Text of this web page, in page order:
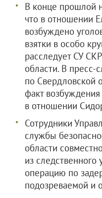
В конце прошлой
что в отношении
возбуждено
взятки в особо
расследует СУ
области. В пресс-
по Свердловской
факт возбуждения
в отношении
Сотрудники
службы
области
из
операцию по
подозреваемой и